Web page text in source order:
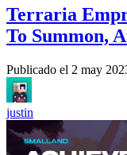
Terraria
To Summon,
Publicado el 2 may
justin